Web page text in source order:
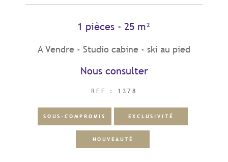
1 pièces - 25 m²
A Vendre - Studio cabine - ski au pied
Nous consulter
REF : 1378
SOUS-COMPROMIS EXCLUSIVITÉ
NOUVEAUTÉ